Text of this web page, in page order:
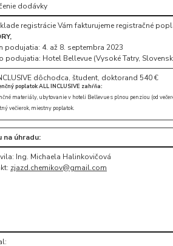
dodávky
registrácie Vám fakturujeme registračné
podujatia: 4. až 8. septembra 2023
podujatia: Hotel Bellevue (Vysoké Tatry,
dôchodca, študent, doktorand 540 €
poplatok ALL INCLUSIVE zahŕňa:
materiály, ubytovanie v hoteli Bellevue s plnou penziou (od
večierok, miestny poplatok.
na úhradu:
Ing. Michaela Halinkovičová
zjazd.chemikov@gmail.com